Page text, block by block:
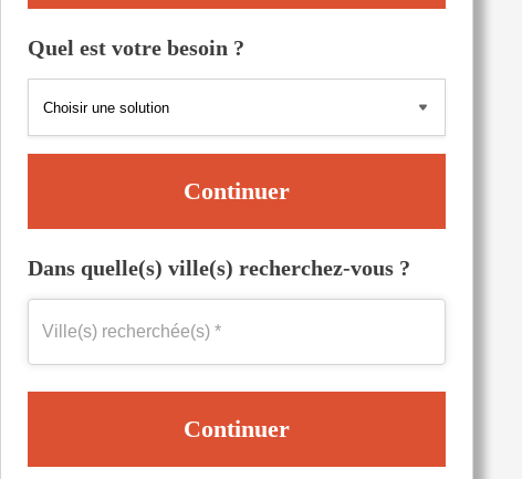
Quel est votre besoin ?
Continuer
Dans quelle(s) ville(s) recherchez-vous ?
Continuer